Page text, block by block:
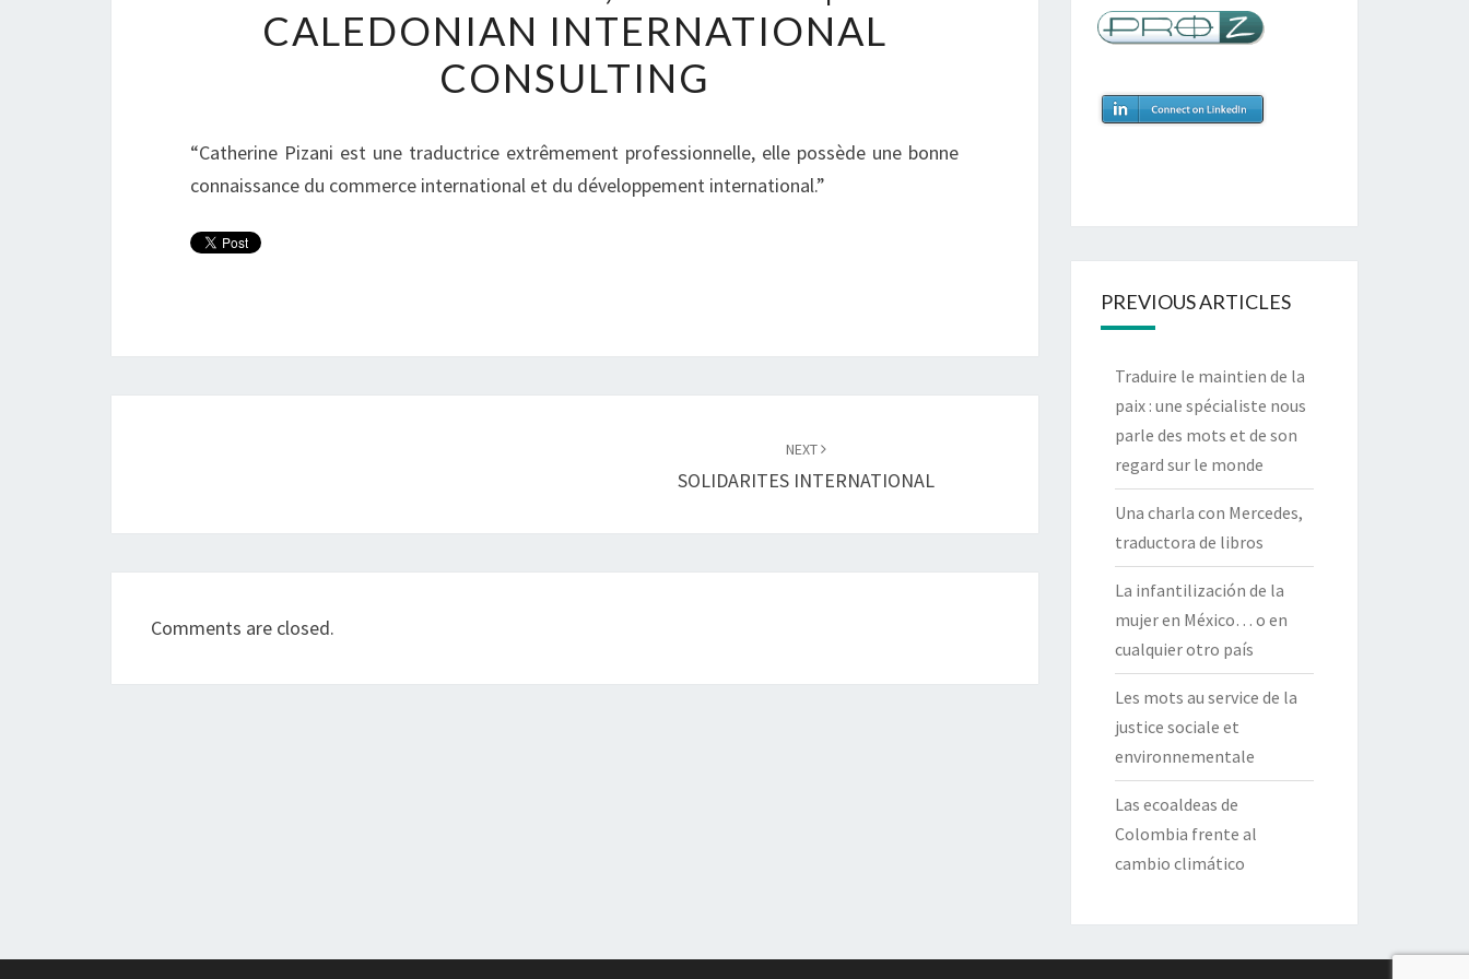
PARTNER
CALEDONIAN
CONSULTING
CALEDONIAN INTERNATIONAL
CONSULTING
“Catherine Pizani est une traductrice extrêmement professionnelle, elle possède une bonne
connaissance du commerce international et du développement international.”
NEXT
SOLIDARITES INTERNATIONAL
Comments are closed.
PREVIOUS ARTICLES
Traduire le maintien de la
paix : une spécialiste nous
parle des mots et de son
regard sur le monde
Una charla con Mercedes,
traductora de libros
La infantilización de la
mujer en México… o en
cualquier otro país
Les mots au service de la
justice sociale et
environnementale
Las ecoaldeas de
Colombia frente al
cambio climático